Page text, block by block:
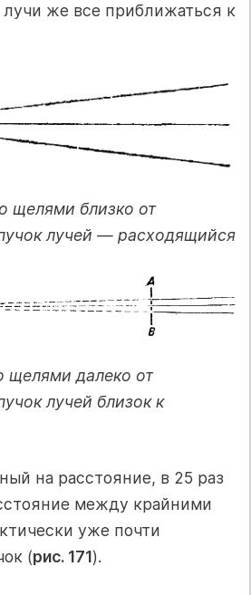
же все приближаться к
щелями близко от
лучей — расходящийся
далеко от
лучей близок к
на расстояние, в 25 раз
между крайними
уже почти
(рис. 171).